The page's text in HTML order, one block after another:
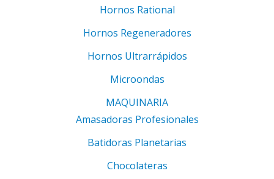
Hornos Rational
Hornos Regeneradores
Hornos Ultrarrápidos
Microondas
MAQUINARIA
Amasadoras Profesionales
Batidoras Planetarias
Chocolateras